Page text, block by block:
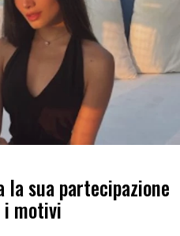
sua partecipazione
i motivi